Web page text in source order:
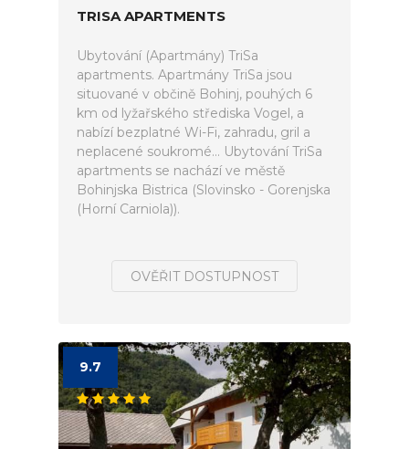
TRISA APARTMENTS
Ubytování (Apartmány) TriSa
apartments. Apartmány TriSa jsou
situované v občině Bohinj, pouhých 6
km od lyžařského střediska Vogel, a
nabízí bezplatné Wi-Fi, zahradu, gril a
neplacené soukromé... Ubytování TriSa
apartments se nachází ve městě
Bohinjska Bistrica (Slovinsko - Gorenjska
(Horní Carniola)).
OVĚŘIT DOSTUPNOST
9.7